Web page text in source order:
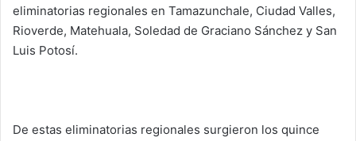
eliminatorias regionales en Tamazunchale, Ciudad Valles,
Rioverde, Matehuala, Soledad de Graciano Sánchez y San
Luis Potosí.
De estas eliminatorias regionales surgieron los quince